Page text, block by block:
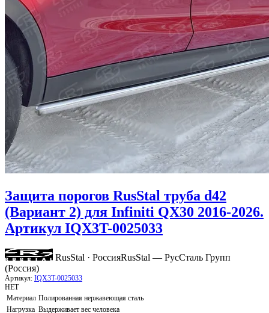
Защита порогов RusStal труба d42
(Вариант 2) для Infiniti QX30 2016-2026.
Артикул IQX3T-0025033
RusStal · РоссияRusStal — РусСталь Групп
(Россия)
Артикул: IQX3T-0025033
НЕТ
Материал Полированная нержавеющая сталь
Нагрузка Выдерживает вес человека